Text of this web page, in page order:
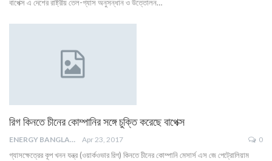
বাপেক্স এ দেশের রাষ্ট্রীয় তেল-গ্যাস অনুসন্ধান ও উত্তোলন…
রিগ কিনতে চীনের কোম্পানির সঙ্গে চুক্তি করেছে বাপেক্স
ENERGY BANGLA Apr 23, 2017 0
গ্যাসক্ষেত্রের কূপ খনন যন্ত্র (ওয়ার্কওভার রিগ) কিনতে চীনের কোম্পানি মেসার্স এস জে পেট্রোলিয়াম